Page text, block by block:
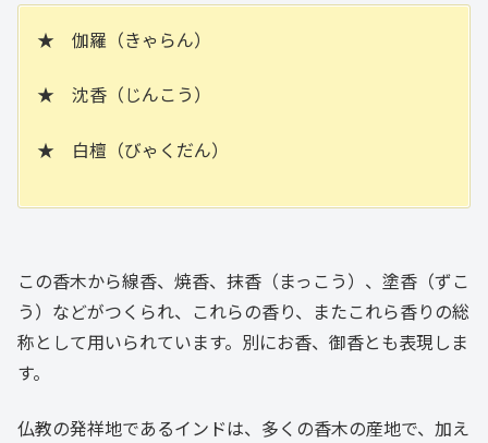
★ 伽羅（きゃらん）
★ 沈香（じんこう）
★ 白檀（びゃくだん）
この香木から線香、焼香、抹香（まっこう）、塗香（ずこ
う）などがつくられ、これらの香り、またこれら香りの総
称として用いられています。別にお香、御香とも表現しま
す。
仏教の発祥地であるインドは、多くの香木の産地で、加え